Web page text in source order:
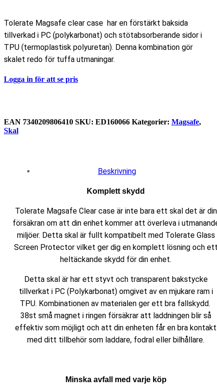
Tolerate Magsafe clear case har en förstärkt baksida
tillverkad i PC (polykarbonat) och stötabsorberande sidor i
TPU (termoplastisk polyuretan). Denna kombination gör
skalet redo för tuffa utmaningar.
Logga in för att se pris
EAN ‌‌‌7340209806410 SKU: ED160066 Kategorier: Magsafe,
Skal
Beskrivning
Komplett skydd
Tolerate Magsafe Clear case är inte bara ett skal det är din
försäkran om att din enhet kommer att överleva i
miljöer. Detta skal är fullt kompatibelt med Tolerate Glass
Screen Protector vilket ger dig en komplett lösning och
heltäckande skydd för din enhet.
Detta skal är har ett styvt och transparent bakstycke
tillverkat i PC (Polykarbonat) omgivet av en mjukare ram i
TPU. Kombinationen av materialen ger ett bra fallskydd.
38st små magnet i ringen försäkrar att laddningen blir så
effektiv som möjligt och att din enheten får en bra kontakt
med ditt tillbehör som laddare, fodral eller bilhållare.
Minska avfall med varje köp